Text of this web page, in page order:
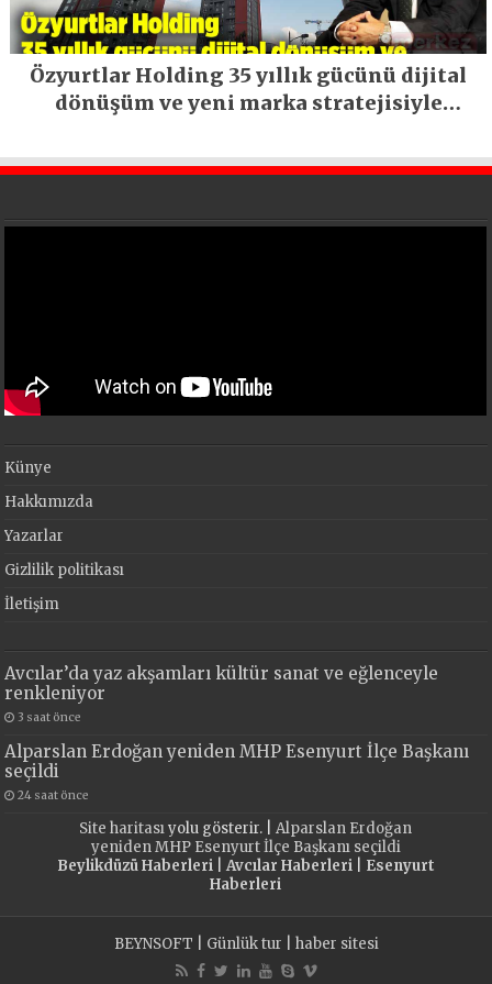
Özyurtlar Holding 35 yıllık gücünü dijital
dönüşüm ve yeni marka stratejisiyle
Künye
Hakkımızda
Yazarlar
Gizlilik politikası
İletişim
Avcılar’da yaz akşamları kültür sanat ve eğlenceyle
renkleniyor
3 saat önce
Alparslan Erdoğan yeniden MHP Esenyurt İlçe Başkanı
seçildi
24 saat önce
Site haritasıyolu gösterir. |Alparslan Erdoğan
yeniden MHP Esenyurt İlçe Başkanı seçildi
Beylikdüzü Haberleri| Avcılar Haberleri| Esenyurt
Haberleri
BEYNSOFT Günlük tur haber sitesi